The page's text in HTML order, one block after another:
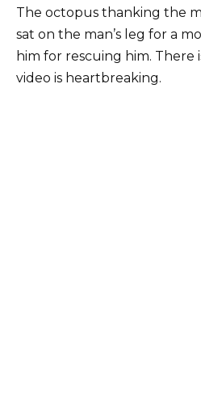
The octopus thanking the
sat on the man’s leg for a
him for rescuing him.
video is heartbreaking.